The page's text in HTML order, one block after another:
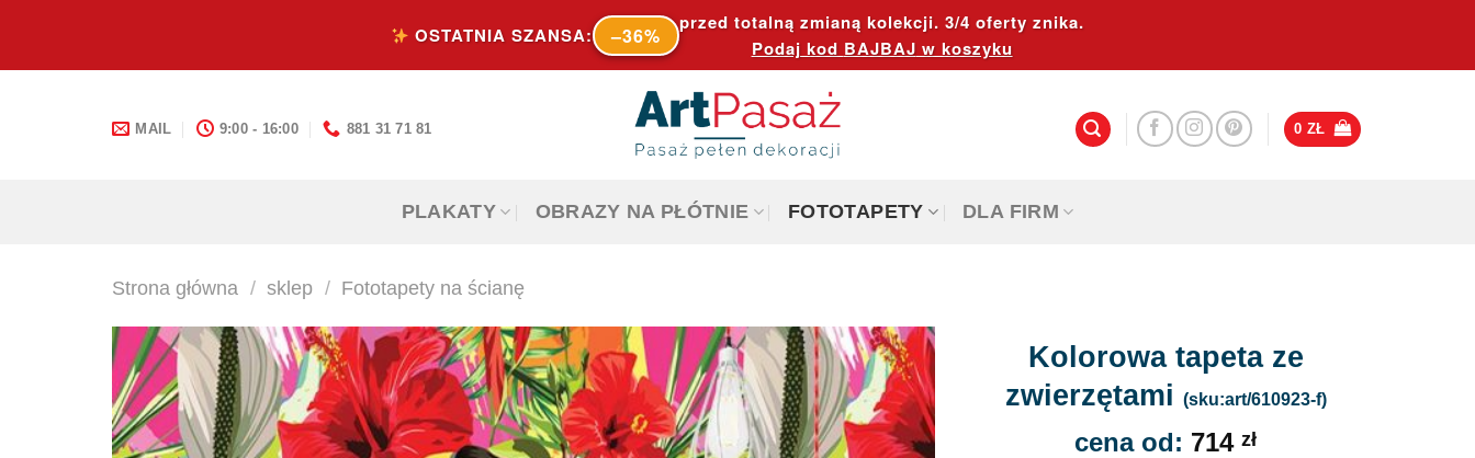
content
OSTATNIA SZANSA: –36%
przed totalną zmianą kolekcji. 3/4 oferty znika.
Podaj kod BAJBAJ w koszyku
MAIL 9:00 - 16:00 881 31 71 81 0 ZŁ
PLAKATY OBRAZY NA PŁÓTNIE FOTOTAPETY DLA FIRM
Strona główna / sklep / Fototapety na ścianę
Kolorowa tapeta ze
zwierzętami (sku:art/610923-f)
cena od: 714 zł